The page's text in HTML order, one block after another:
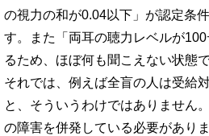
の視力の和が0.04以下」が認定条
す。また「両耳の聴力レベルが
るため、ほぼ何も聞こえない状態で
それでは、例えば全盲の人は受給
と、そういうわけではありません
の障害を併発している必要があり